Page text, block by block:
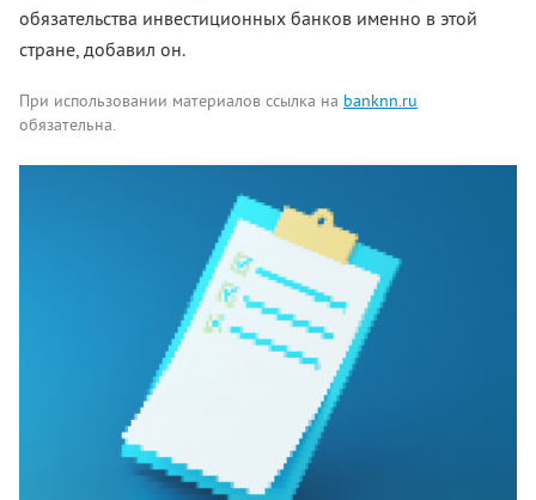
обязательства инвестиционных банков именно в этой
стране, добавил он.
При использовании материалов ссылка на banknn.ru
обязательна.